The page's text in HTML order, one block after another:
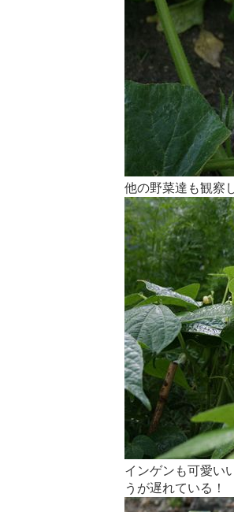
他の野菜達も観察
インゲンも可愛い
うが遅れている！